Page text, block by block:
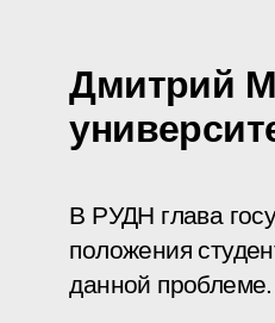
Дмитрий
В РУДН глава
положения
данной проблеме.